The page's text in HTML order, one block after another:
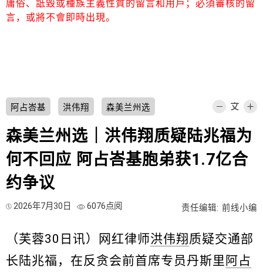
庸俗、詆毀或種族主義性質的留言和用戶；必須審核的留
言，或將不會即時出現。
阿占峇基 洪伟翔 森美兰州选
森美兰州选｜洪伟翔质疑陆兆福为
何不回应 阿占峇基胞弟获1.7亿合
约争议
2026年7月30日 6076点阅 责任编辑: 前线小编
（芙蓉30日讯）网红律师洪伟翔 质疑交通部
长陆兆福，在反贪会前首席专员丹斯里 阿占